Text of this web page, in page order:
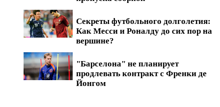
Секреты футбольного долголетия:
Как Месси и Роналду до сих пор на
вершине?
"Барселона" не планирует
продлевать контракт с Френки де
Йонгом